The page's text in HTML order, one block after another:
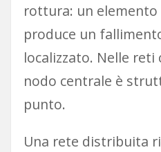
rottura: un elemento
produce un
localizzato. Nelle reti
nodo centrale è
punto.
Una rete distribuita